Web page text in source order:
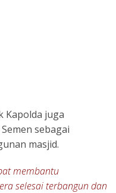
Kapolda juga
sebagai
masjid.
membantu
selesai terbangun dan